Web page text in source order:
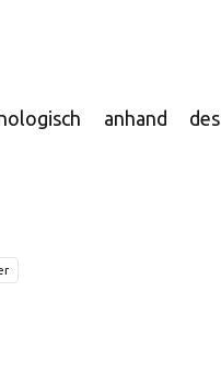
anhand des